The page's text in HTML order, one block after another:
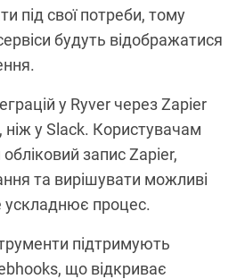
під свої потреби, тому
будуть відображатися
у Ryver через Zapier
ніж у Slack. Користувачам
запис Zapier,
та вирішувати можливі
процес.
підтримують
що відкриває